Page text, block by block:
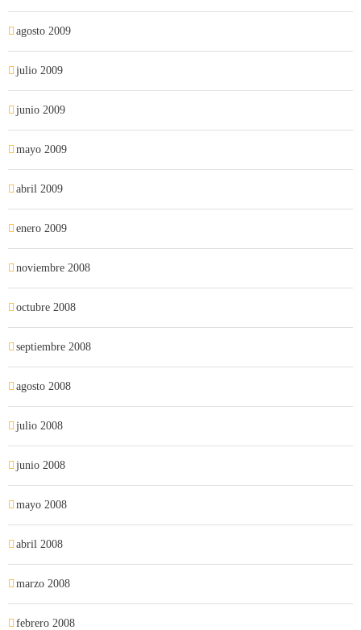
agosto 2009
julio 2009
junio 2009
mayo 2009
abril 2009
enero 2009
noviembre 2008
octubre 2008
septiembre 2008
agosto 2008
julio 2008
junio 2008
mayo 2008
abril 2008
marzo 2008
febrero 2008